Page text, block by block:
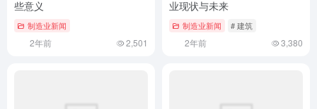
些意义
制造业新闻
2年前 2,501
业现状与未来
制造业新闻 # 建筑
2年前 3,380